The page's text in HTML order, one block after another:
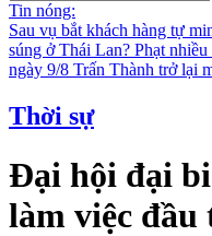
Tin nóng:
Sau vụ bắt khách hàng tự
súng ở Thái Lan? Phạt
ngày 9/8 Trấn Thành trở lại
Thời sự
Đại hội đại
làm việc đầu